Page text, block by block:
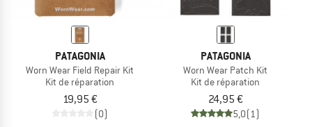
PATAGONIA
Worn Wear Field Repair Kit
Kit de réparation
19,95 €
(0)
PATAGONIA
Worn Wear Patch Kit
Kit de réparation
24,95 €
5,0(1)